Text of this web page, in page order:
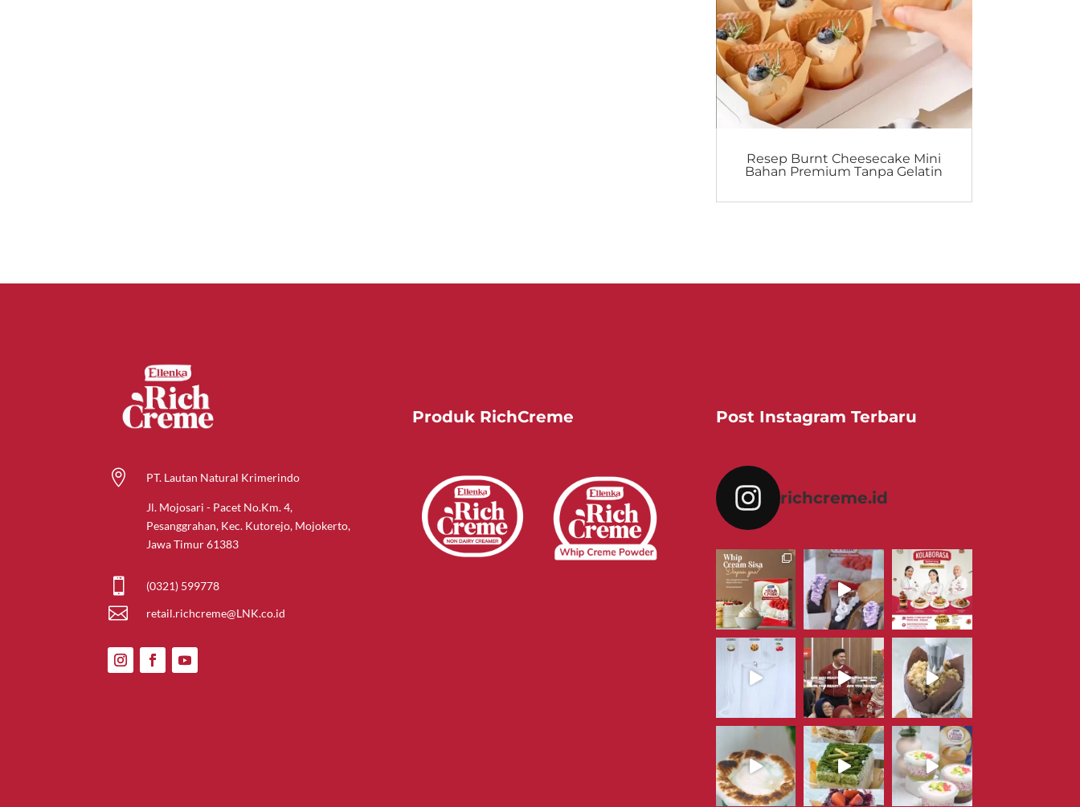
Resep Burnt Cheesecake Mini
Bahan Premium Tanpa Gelatin
 PT. Lautan Natural Krimerindo
Jl. Mojosari - Pacet No.Km. 4,
Pesanggrahan, Kec. Kutorejo, Mojokerto,
Jawa Timur 61383
 (0321) 599778
 retail.richcreme@LNK.co.id
Produk RichCreme Post Instagram Terbaru
richcreme.id